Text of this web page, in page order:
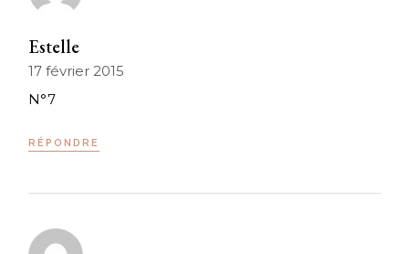
Estelle
17 février 2015
N°7
RÉPONDRE